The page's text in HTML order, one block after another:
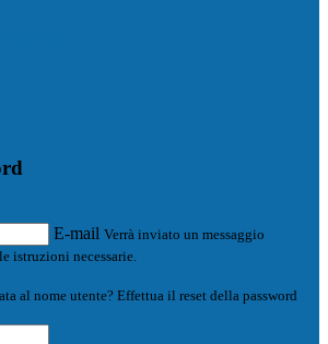
E-mail Verrà inviato un messaggio
istruzioni necessarie.
al nome utente? Effettua il reset della password